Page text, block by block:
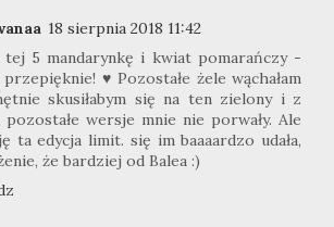
18 sierpnia 2018 11:42
tej 5 mandarynkę i kwiat pomarańczy -
przepięknie! ♥ Pozostałe żele wąchałam
skusiłabym się na ten zielony i z
pozostałe wersje mnie nie porwały. Ale
ta edycja limit. się im baaaardzo udała,
że bardziej od Balea :)